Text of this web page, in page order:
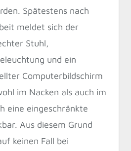
Spätestens nach
meldet sich der
Stuhl,
und ein
Computerbildschirm
im Nacken als auch im
eine eingeschränkte
Aus diesem Grund
keinen Fall bei